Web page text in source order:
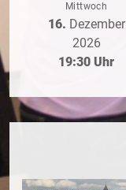
Mittwoch
16. Dezember
2026
19:30 Uhr